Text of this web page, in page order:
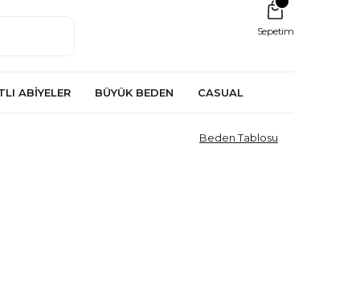
Sepetim
ABİYELER BÜYÜK BEDEN CASUAL
Beden Tablosu